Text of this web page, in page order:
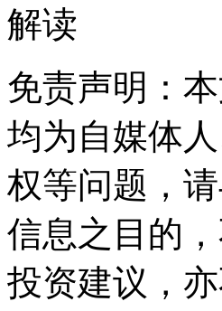
解读
免责声明：
均为自媒体
权等问题，
信息之目的
投资建议，